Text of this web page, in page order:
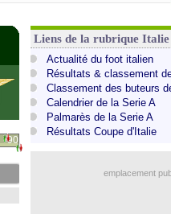
90
Liens de la rubrique Italie
Actualité du foot italien
Résultats & classement
Classement des buteurs
Calendrier de la Serie A
Palmarès de la Serie A
Résultats Coupe d'Italie
emplacement